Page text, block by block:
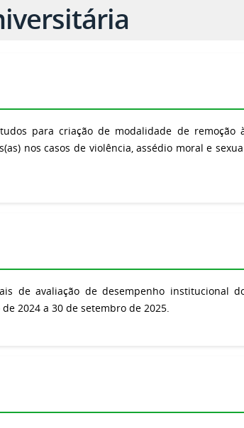
para criação de modalidade de remoção
nos casos de violência, assédio moral e
de avaliação de desempenho institucional
2024 a 30 de setembro de 2025.